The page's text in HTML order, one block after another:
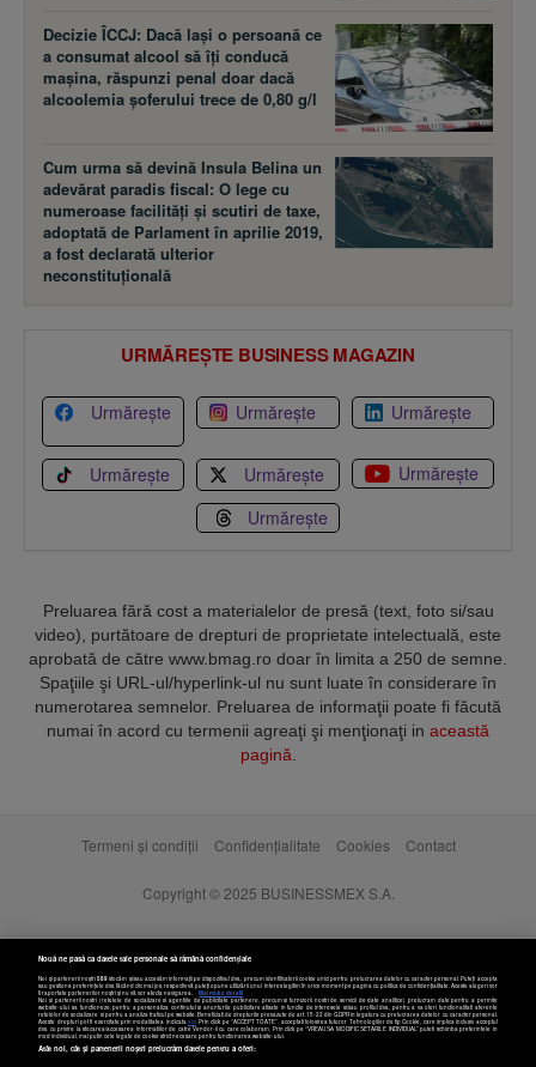
Decizie ÎCCJ: Dacă laşi o persoană ce
a consumat alcool să îţi conducă
maşina, răspunzi penal doar dacă
alcoolemia şoferului trece de 0,80 g/l
Cum urma să devină Insula Belina un
adevărat paradis fiscal: O lege cu
numeroase facilităţi şi scutiri de taxe,
adoptată de Parlament în aprilie 2019,
a fost declarată ulterior
neconstituţională
URMĂREȘTE BUSINESS MAGAZIN
Urmărește Urmărește Urmărește
Urmărește Urmărește
Urmărește
Urmărește
Preluarea fără cost a materialelor de presă (text, foto si/sau
video), purtătoare de drepturi de proprietate intelectuală, este
aprobată de către www.bmag.ro doar în limita a 250 de semne.
Spaţiile şi URL-ul/hyperlink-ul nu sunt luate în considerare în
numerotarea semnelor. Preluarea de informaţii poate fi făcută
numai în acord cu termenii agreaţi şi menţionaţi in această
pagină
Termeni și condiții Confidențialitate Cookies Contact
Copyright © 2025 BUSINESSMEX S.A.
Nouă ne pasă ca datele tale personale să rămână confidențiale
Noi și partenerii noștri589stocăm și/sau accesăm informații pe dispozitivul dvs., precum identificatorii cookie unici pentru prelucrarea datelor cu caracter personal. Puteți accepta
sau gestiona preferințele dvs. făcând clic mai jos, respectiv vă puteți opune utilizării unui interes legitim în orice moment pe pagina cu politica de confidențialitate. Aceste alegeri vor
fi raportate partenerilor noștri și nu vă vor afecta navigarea.
Mai multe detalii
Noi si partenerii nostri (retelele de socializare si agentiile de publicitate partenere, precum si furnizorii nostri de servicii de date analitice) prelucram date pentru a permite
website-ului sa functioneze, pentru a personaliza continutul si anunturile publicitare afisate in functie de interesele si/sau profilul dvs., pentru a va oferi functionalitati aferente
retelelor de socializare si pentru a analiza traficul pe website. Beneficiati de drepturile prevazute de art. 15-22 din GDPR in legatura cu prelucrarea datelor cu caracter personal.
Aceste drepturi pot fi exercitate prin modalitatea indicataaici. Prin click pe “ACCEPT TOATE”, acceptati folosirea tuturor Tehnologiilor de tip Cookie, care implica inclusiv acceptul
dvs. cu privire la stocarea/accesarea informatiilor de catre Vendor-ii cu care colaboram. Prin click pe “VREAU SA MODIFIC SETARILE INDIVIDUAL” puteti schimba preferintele in
mod individual, mai putin cele legate de cookie strict necesare pentru functionarea website-ului.
Atât noi, cât și partenerii noștri prelucrăm datele pentru a oferi: